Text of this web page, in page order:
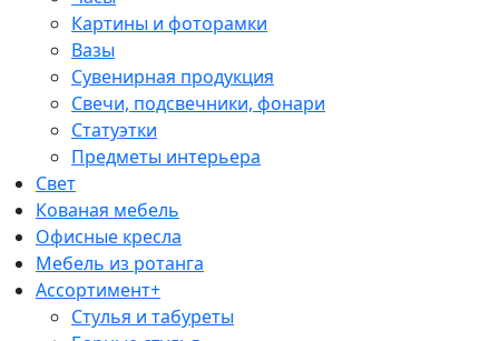
Картины и фоторамки
Вазы
Сувенирная продукция
Свечи, подсвечники, фонари
Статуэтки
Предметы интерьера
Свет
Кованая мебель
Офисные кресла
Мебель из ротанга
Ассортимент+
Стулья и табуреты